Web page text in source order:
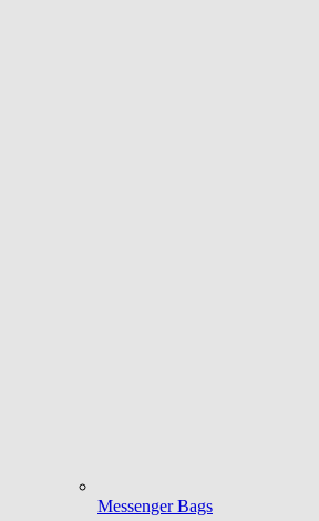
Messenger Bags